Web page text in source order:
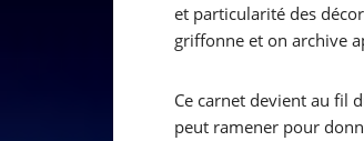
et particularité des
griffonne et on archive
Ce carnet devient au fil
peut ramener pour